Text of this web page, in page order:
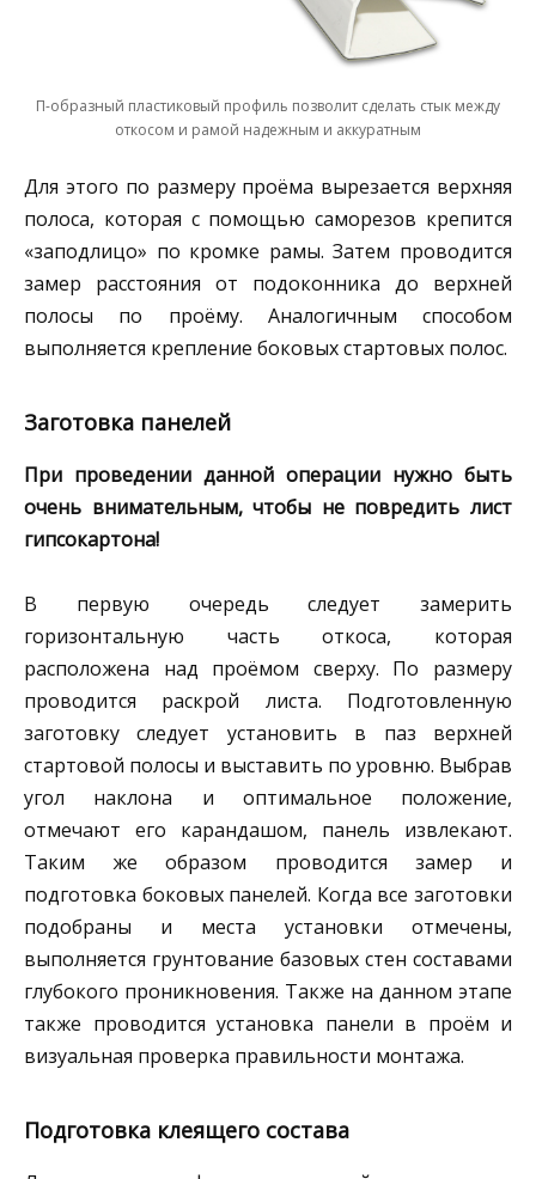
П-образный пластиковый профиль позволит сделать стык между
откосом и рамой надежным и аккуратным
Для этого по размеру проёма вырезается верхняя
полоса, которая с помощью саморезов крепится
«заподлицо» по кромке рамы. Затем проводится
замер расстояния от подоконника до верхней
полосы по проёму. Аналогичным способом
выполняется крепление боковых стартовых полос.
Заготовка панелей
При проведении данной операции нужно быть
очень внимательным, чтобы не повредить лист
гипсокартона!
В первую очередь следует замерить
горизонтальную часть откоса, которая
расположена над проёмом сверху. По размеру
проводится раскрой листа. Подготовленную
заготовку следует установить в паз верхней
стартовой полосы и выставить по уровню. Выбрав
угол наклона и оптимальное положение,
отмечают его карандашом, панель извлекают.
Таким же образом проводится замер и
подготовка боковых панелей. Когда все заготовки
подобраны и места установки отмечены,
выполняется грунтование базовых стен составами
глубокого проникновения. Также на данном этапе
также проводится установка панели в проём и
визуальная проверка правильности монтажа.
Подготовка клеящего состава